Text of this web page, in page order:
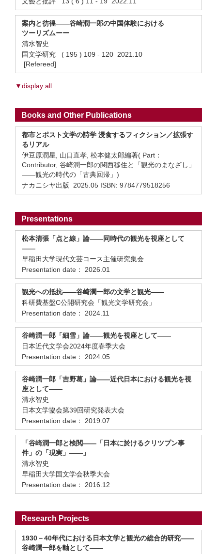
案内と彷徨――谷崎潤一郎の中国体験における
ツーリズムーー
清水智史
国文学研究 ( 195 ) 109 - 120 2021.10
[Refereed]
▼display all
Books and Other Publications
都市とポスト文学の詩学 浸食するフィクション／拡張す
るリアル
伊豆原潤星, 山口直孝, 松本健太郎編著( Part：
Contributor, 谷崎潤一郎の関西移住と「観光のまなざし」
――観光の時代の「古典回帰」)
ナカニシヤ出版 2025.05 ISBN: 9784779518256
Presentations
松本清張「点と線」論――同時代の観光を視座として
――
早稲田大学現代文芸コース主催研究集会
Presentation date： 2026.01
観光への抵抗――谷崎潤一郎の文学と観光――
科研費基盤C公開研究会「観光文学研究会」
Presentation date： 2024.11
谷崎潤一郎「細雪」論――観光を視座として――
日本近代文学会2024年度春季大会
Presentation date： 2024.05
谷崎潤一郎「吉野葛」論――近代日本における観光を視
座として――
清水智史
日本文学協会第39回研究発表大会
Presentation date： 2019.07
「谷崎潤一郎と検閲――「日本に於けるクリツプン事
件」の「現実」――」
清水智史
早稲田大学国文学会秋季大会
Presentation date： 2016.12
Research Projects
1930－40年代における日本文学と観光の総合的研究――
谷崎潤一郎を軸として――